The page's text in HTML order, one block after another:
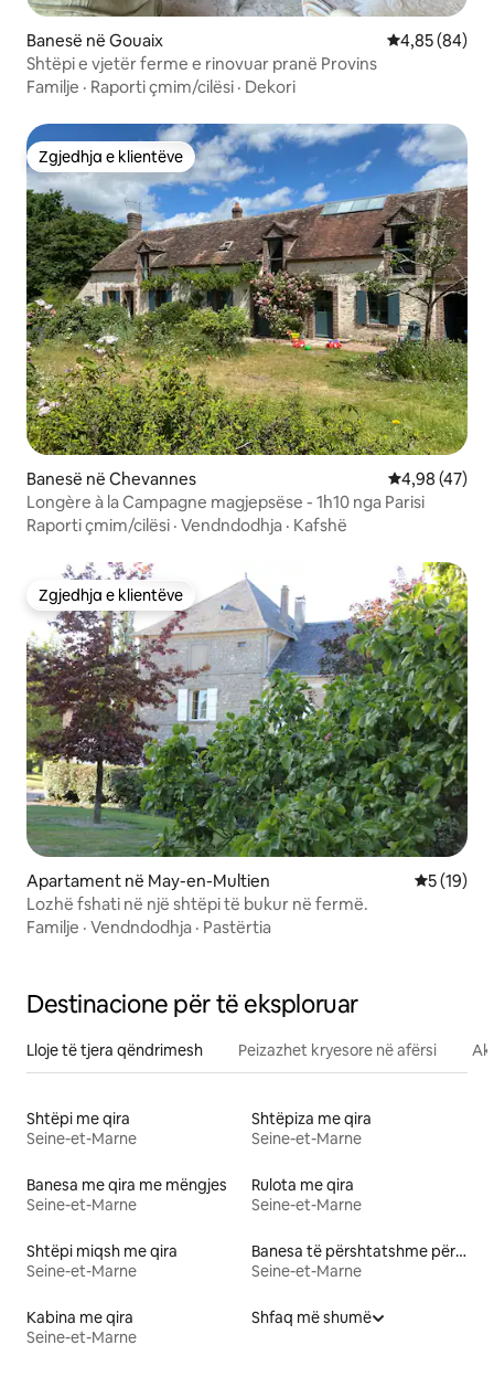
Banesë në Gouaix Vlerësimi
4,85 (84)
Shtëpi e vjetër ferme e rinovuar pranë Provins
Familje · Raporti çmim/cilësi · Dekori
Zgjedhja e klientëve
Zgjedhja e klientëve
Banesë në Chevannes Vlerësimi
4,98 (47)
Longère à la Campagne magjepsëse - 1h10 nga Parisi
Raporti çmim/cilësi · Vendndodhja · Kafshë
Zgjedhja e klientëve
Zgjedhja e klientëve
Apartament në May-en-Multien Vlerësimi
5 (19)
Lozhë fshati në një shtëpi të bukur në fermë.
Familje · Vendndodhja · Pastërtia
Destinacione për të eksploruar
Lloje të tjera qëndrimesh Peizazhet kryesore në afërsi
Shtëpi me qira
Seine-et-Marne
Shtëpiza me qira
Seine-et-Marne
Banesa me qira me mëngjes
Seine-et-Marne
Rulota me qira
Seine-et-Marne
Shtëpi miqsh me qira
Seine-et-Marne
Banesa të përshtatshme për kafshë me qira
Seine-et-Marne
Kabina me qira
Seine-et-Marne
Shfaq më shumë